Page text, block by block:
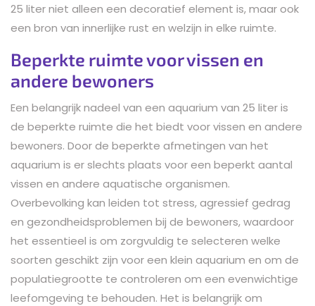
25 liter niet alleen een decoratief element is, maar ook
een bron van innerlijke rust en welzijn in elke ruimte.
Beperkte ruimte voor vissen en
andere bewoners
Een belangrijk nadeel van een aquarium van 25 liter is
de beperkte ruimte die het biedt voor vissen en andere
bewoners. Door de beperkte afmetingen van het
aquarium is er slechts plaats voor een beperkt aantal
vissen en andere aquatische organismen.
Overbevolking kan leiden tot stress, agressief gedrag
en gezondheidsproblemen bij de bewoners, waardoor
het essentieel is om zorgvuldig te selecteren welke
soorten geschikt zijn voor een klein aquarium en om de
populatiegrootte te controleren om een evenwichtige
leefomgeving te behouden. Het is belangrijk om